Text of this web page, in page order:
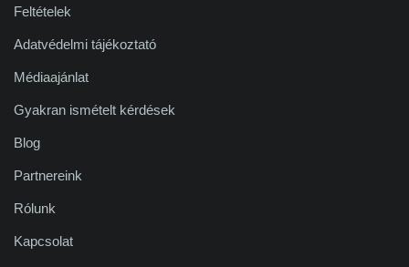
Feltételek
Adatvédelmi tájékoztató
Médiaajánlat
Gyakran ismételt kérdések
Blog
Partnereink
Rólunk
Kapcsolat